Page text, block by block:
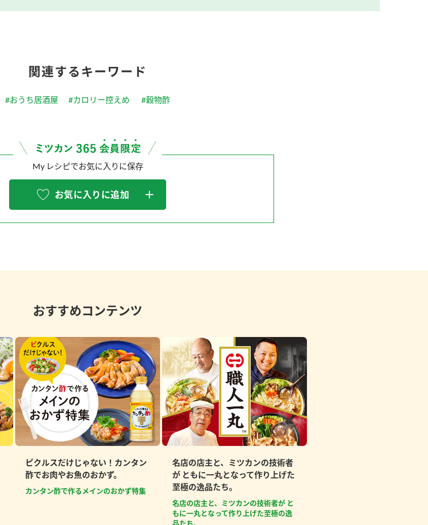
関連するキーワード
#おうち居酒屋 #カロリー控えめ #穀物酢
My レシピでお気に入りに保存
お気に入りに追加
おすすめコンテンツ
ピクルスだけじゃない！カンタン
酢でお肉やお魚のおかず。
カンタン酢で作るメインのおかず特集
名店の店主と、ミツカンの技術者
が ともに一丸となって作り上げた
至極の逸品たち。
名店の店主と、ミツカンの技術者が と
もに一丸となって作り上げた至極の逸
品たち。